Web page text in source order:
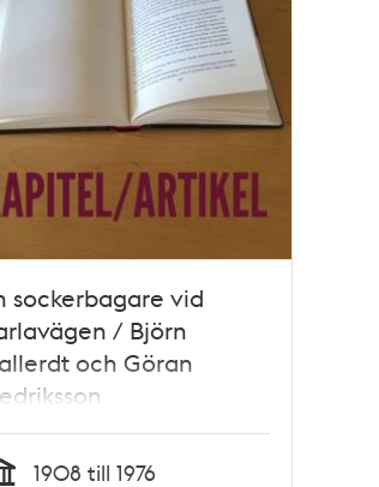
sockerbagare vid
/ Björn
och Göran
1908 till 1976